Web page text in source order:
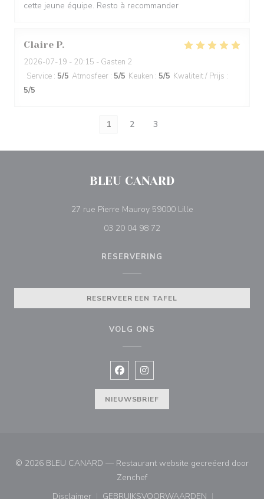
cette jeune équipe. Resto à recommander
Claire P
2026-07-19 - 20:15 - Gasten 2
Service : 5/5 Atmosfeer : 5/5 Keuken : 5/5 Kwaliteit / Prijs :
5/5
1 2 3
BLEU CANARD
27 rue Pierre Mauroy 59000 Lille((opent in een
03 20 04 98 72
RESERVERING
RESERVEER EEN TAFEL
VOLG ONS
Facebook ((opent in een nieuw
Instagram ((opent in een
NIEUWSBRIEF
© 2026 BLEU CANARD — Restaurant website gecreëerd door
Zenchef((opent in een nieuw venster))
Disclaimer
GEBRUIKSVOORWAARDEN